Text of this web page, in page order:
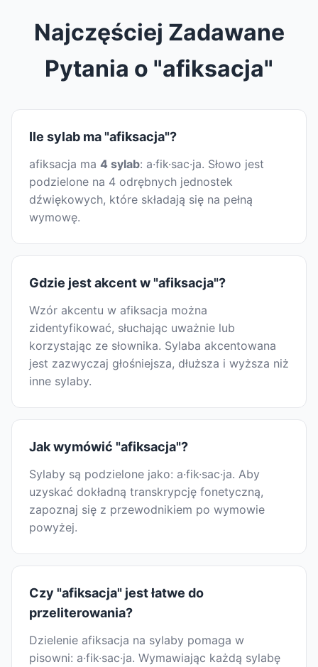
Najczęściej Zadawane
Pytania o "afiksacja"
Ile sylab ma "afiksacja"?
afiksacja ma 4 sylab: a·fik·sac·ja. Słowo jest
podzielone na 4 odrębnych jednostek
dźwiękowych, które składają się na pełną
wymowę.
Gdzie jest akcent w "afiksacja"?
Wzór akcentu w afiksacja można
zidentyfikować, słuchając uważnie lub
korzystając ze słownika. Sylaba akcentowana
jest zazwyczaj głośniejsza, dłuższa i wyższa niż
inne sylaby.
Jak wymówić "afiksacja"?
Sylaby są podzielone jako: a·fik·sac·ja. Aby
uzyskać dokładną transkrypcję fonetyczną,
zapoznaj się z przewodnikiem po wymowie
powyżej.
Czy "afiksacja" jest łatwe do
przeliterowania?
Dzielenie afiksacja na sylaby pomaga w
pisowni: a·fik·sac·ja. Wymawiając każdą sylabę